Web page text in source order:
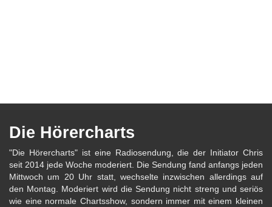
Die Hörercharts
"Die Hörercharts" ist eine Radiosendung, die der Initiator Chris
seit 2014 jede Woche moderiert. Die Sendung fand anfangs jeden
Mittwoch um 20 Uhr statt, wechselte inzwischen allerdings auf
den Montag. Moderiert wird die Sendung nicht streng und seriös
wie eine normale Chartsshow, sondern immer mit einem kleinen